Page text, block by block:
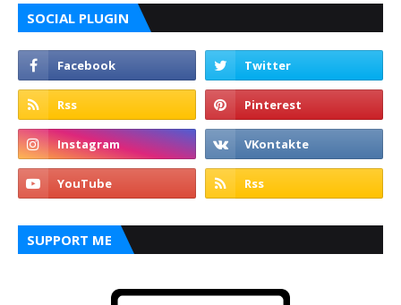
SOCIAL PLUGIN
SUPPORT ME